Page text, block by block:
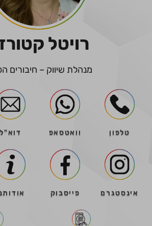
רויטל
מנהלת שיווק – חיבורים
טלפון וואטסאפ דוא"ל
אינסטגרם פייסבוק